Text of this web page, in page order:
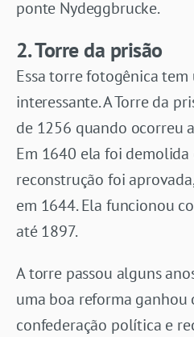
ponte Nydeggbrucke.
2.Torre da prisão
Essa torre fotogênica tem
interessante. A Torre da
de 1256 quando ocorreu
Em 1640 ela foi demolida
reconstrução foi
em 1644. Ela funcionou
até 1897.
A torre passou alguns
uma boa reforma ganhou
confederação política e